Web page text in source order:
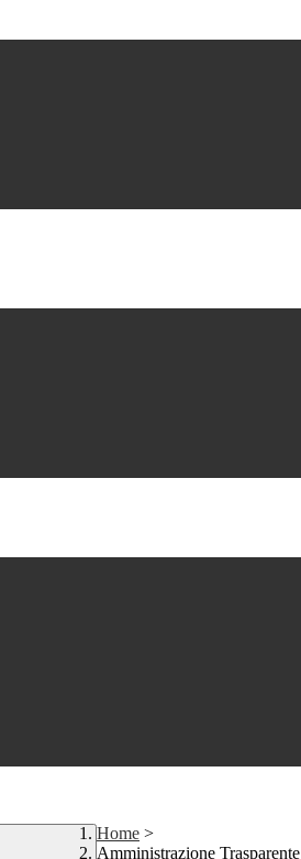
Home >
Amministrazione Trasparente